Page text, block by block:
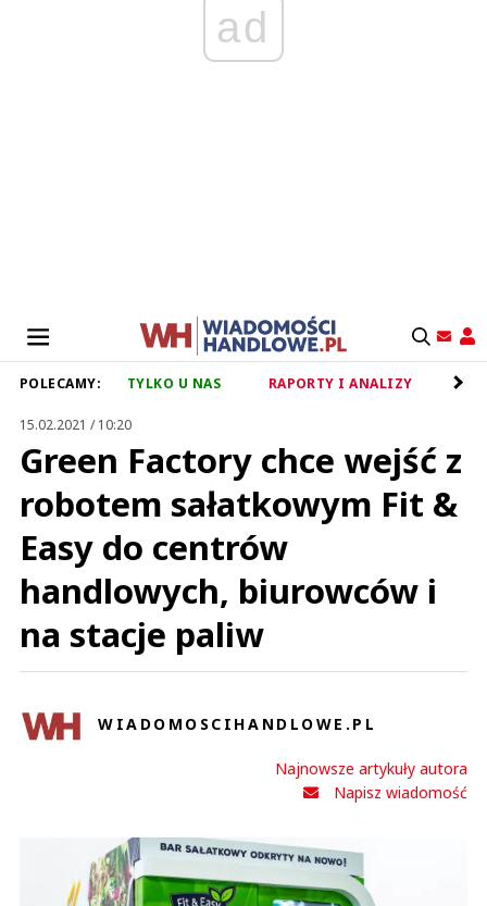
ad
POLECAMY: TYLKO U NAS RAPORTY I ANALIZY
15.02.2021 / 10:20
Green Factory chce wejść z
robotem sałatkowym Fit &
Easy do centrów
handlowych, biurowców i
na stacje paliw
WIADOMOSCIHANDLOWE.PL
Najnowsze artykuły autora
Napisz wiadomość